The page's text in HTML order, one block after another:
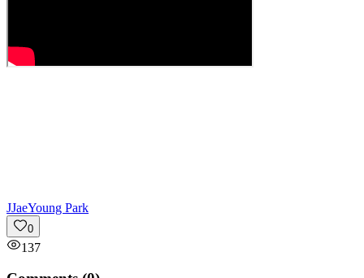
JJaeYoung Park
0
137